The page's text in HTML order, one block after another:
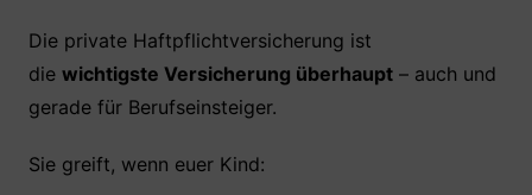
Die private Haftpflichtversicherung ist
die wichtigste Versicherung überhaupt– auch und
gerade für Berufseinsteiger.
Sie greift, wenn euer Kind: